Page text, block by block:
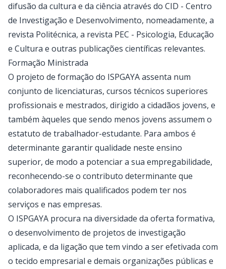
difusão da cultura e da ciência através do CID - Centro
de Investigação e Desenvolvimento, nomeadamente, a
revista Politécnica, a revista PEC - Psicologia, Educação
e Cultura e outras publicações científicas relevantes.
Formação Ministrada
O projeto de formação do ISPGAYA assenta num
conjunto de licenciaturas, cursos técnicos superiores
profissionais e mestrados, dirigido a cidadãos jovens, e
também àqueles que sendo menos jovens assumem o
estatuto de trabalhador-estudante. Para ambos é
determinante garantir qualidade neste ensino
superior, de modo a potenciar a sua empregabilidade,
reconhecendo-se o contributo determinante que
colaboradores mais qualificados podem ter nos
serviços e nas empresas.
O ISPGAYA procura na diversidade da oferta formativa,
o desenvolvimento de projetos de investigação
aplicada, e da ligação que tem vindo a ser efetivada com
o tecido empresarial e demais organizações públicas e